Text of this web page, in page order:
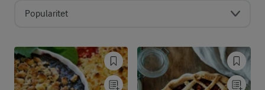
Popularitet